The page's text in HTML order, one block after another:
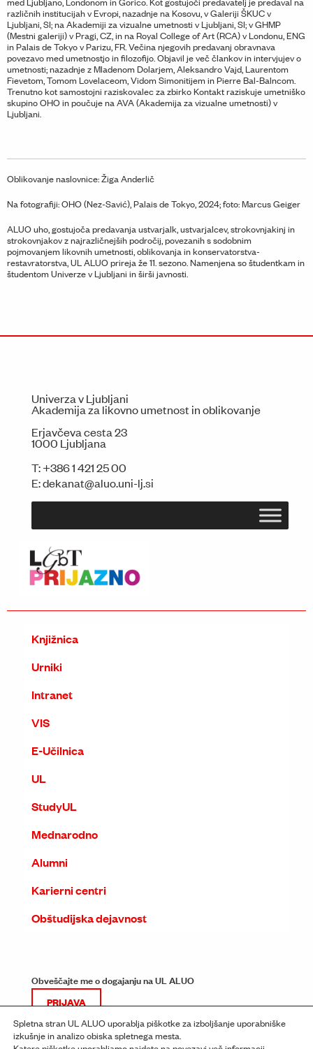
različnih institucijah v Evropi, nazadnje na Kosovu, v Galeriji ŠKUC v
Ljubljani, SI; na Akademiji za vizualne umetnosti v Ljubljani, SI; v GHMP
(Mestni galeriji) v Pragi, CZ, in na Royal College of Art (RCA) v Londonu, ENG
in Palais de Tokyo v Parizu, FR. Večina njegovih predavanj obravnava
povezavo med umetnostjo in filozofijo. Objavil je več člankov in intervjujev o
umetnosti; nazadnje z Mladenom Dolarjem, Aleksandro Vajd, Laurentom
Fievetom, Tomom Lovelaceom, Vidom Simonitijem in Pierre Bal-Balncom.
Trenutno kot samostojni raziskovalec za zbirko Kontakt raziskuje umetniško
skupino OHO in poučuje na AVA (Akademija za vizualne umetnosti) v
Ljubljani.
Oblikovanje naslovnice: Žiga Anderlič
Na fotografiji: OHO (Nez-Savić), Palais de Tokyo, 2024; foto: Marcus Geiger
ALUO uho, gostujoča predavanja ustvarjalk, ustvarjalcev, strokovnjakinj in
strokovnjakov z najrazličnejših področij, povezanih s sodobnim
pojmovanjem likovnih umetnosti, oblikovanja in konservatorstva-
restavratorstva, UL ALUO prireja že 11. sezono. Namenjena so študentkam in
študentom Univerze v Ljubljani in širši javnosti.
Univerza v Ljubljani
Akademija za likovno umetnost in oblikovanje
Erjavčeva cesta 23
1000 Ljubljana
T:+386 1 421 25 00
E:dekanat@aluo.uni-lj.si
Knjižnica
Urniki
Intranet
VIS
E-Učilnica
UL
StudyUL
Mednarodno
Alumni
Karierni centri
Obštudijska dejavnost
Obveščajte me o dogajanju na UL ALUO
PRIJAVA
Spletna stran UL ALUO uporablja piškotke za izboljšanje uporabniške
izkušnje in analizo obiska spletnega mesta.